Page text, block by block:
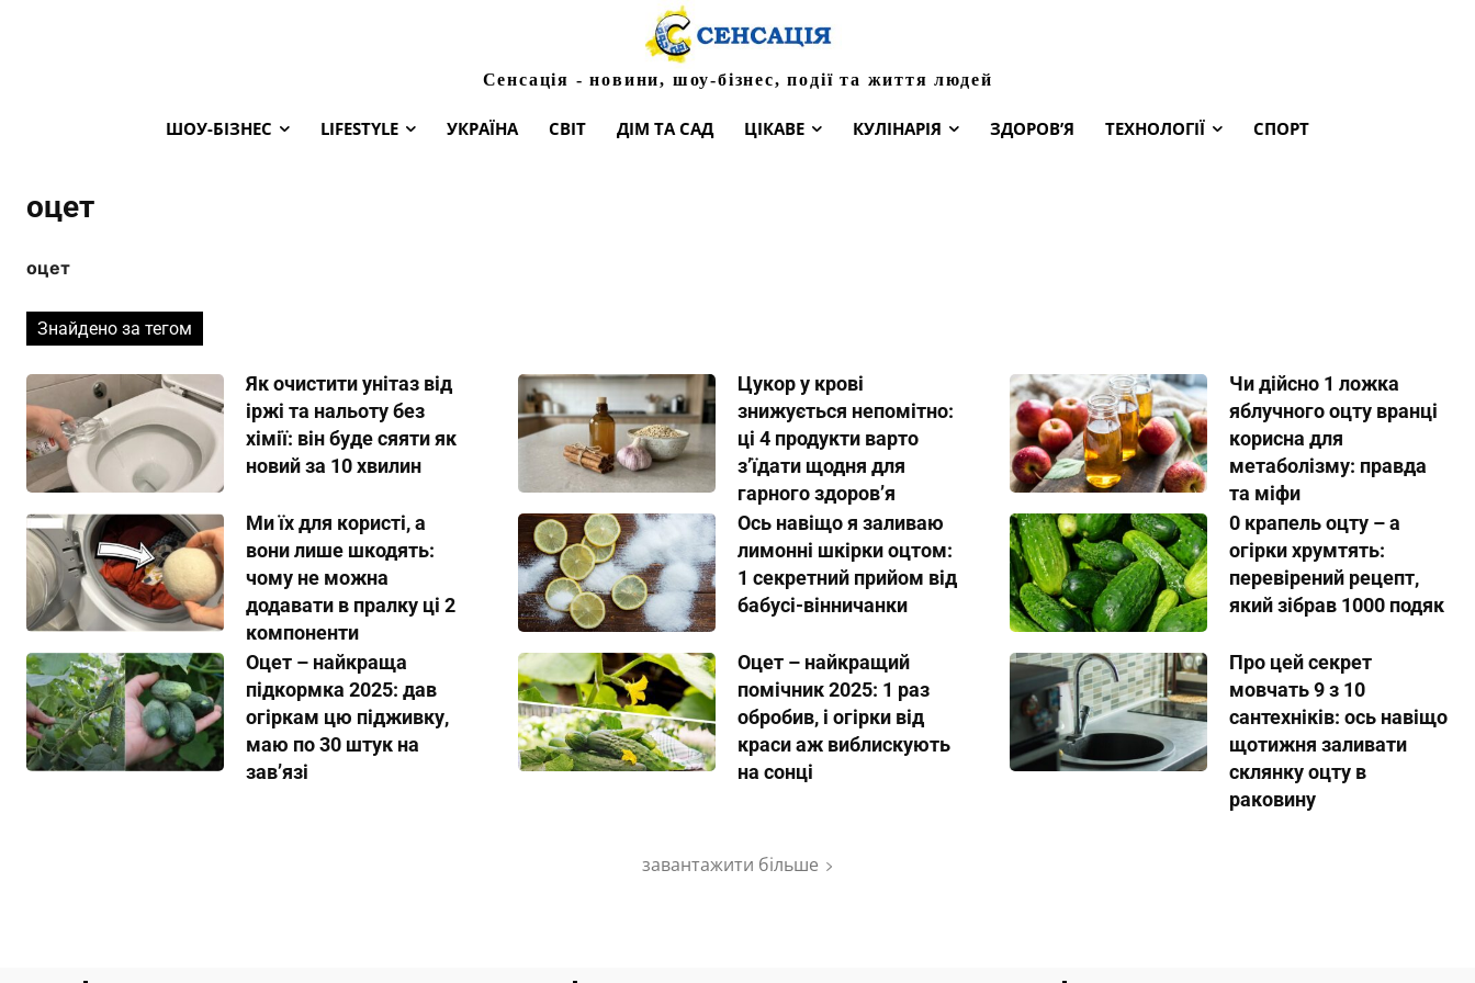
Сенсація - новини, шоу-бізнес, події та життя людей
ШОУ-БІЗНЕС LIFESTYLE УКРАЇНА СВІТ ДІМ ТА САД ЦІКАВЕ КУЛІНАРІЯ ЗДОРОВ’Я ТЕХНОЛОГІЇ СПОРТ
оцет
оцет
Знайдено за тегом
Як очистити унітаз від
іржі та нальоту без
хімії: він буде сяяти як
новий за 10 хвилин
Цукор у крові
знижується непомітно:
ці 4 продукти варто
з’їдати щодня для
гарного здоров’я
Чи дійсно 1 ложка
яблучного оцту вранці
корисна для
метаболізму: правда
та міфи
Ми їх для користі, а
вони лише шкодять:
чому не можна
додавати в пралку ці 2
компоненти
Ось навіщо я заливаю
лимонні шкірки оцтом:
1 секретний прийом від
бабусі-вінничанки
0 крапель оцту – а
огірки хрумтять:
перевірений рецепт,
який зібрав 1000 подяк
Оцет – найкраща
підкормка 2025: дав
огіркам цю підживку,
маю по 30 штук на
завʼязі
Оцет – найкращий
помічник 2025: 1 раз
обробив, і огірки від
краси аж виблискують
на сонці
Про цей секрет
мовчать 9 з 10
сантехніків: ось навіщо
щотижня заливати
склянку оцту в
раковину
завантажити більше